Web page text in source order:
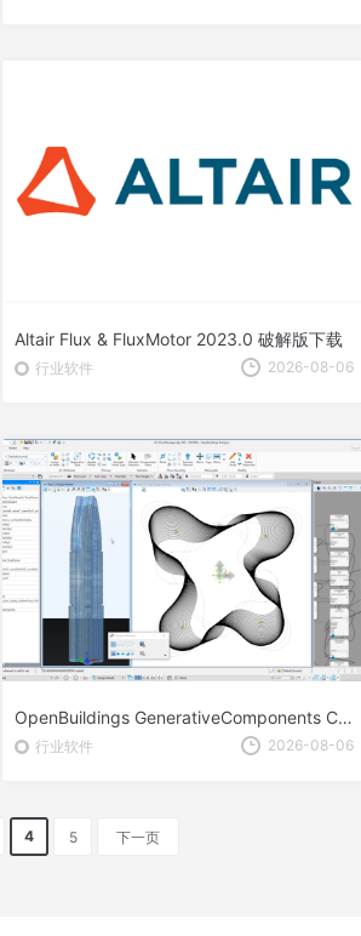
Altair Flux & FluxMotor 2023.0 破解版下载
行业软件 2026-08-06
OpenBuildings GenerativeComponents CONNECT Edition (Update 8)免费版下载 安装教程
行业软件 2026-08-06
4 5 下一页